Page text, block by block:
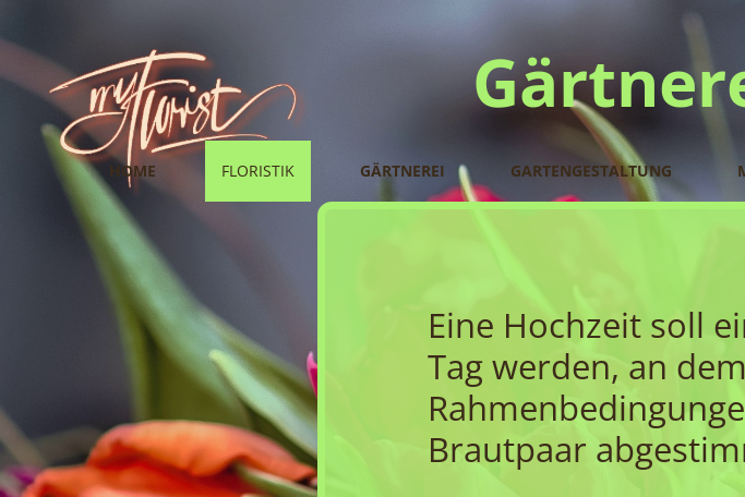
HOME FLORISTIK GÄRTNEREI GARTENGESTALTUNG
Eine Hochzeit soll
Tag werden, an
Brautpaar